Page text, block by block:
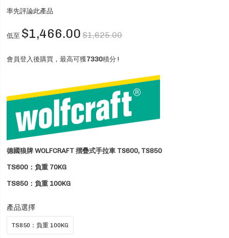
率先評論此產品
低至 $1,466.00 $1,625.00
會員登入後購買，最高可獲7330積分 !
德國狼牌 WOLFCRAFT 摺疊式手拉車 TS600, TS850
TS600：負重 70KG
TS850：負重 100KG
產品選擇
TS850：負重 100KG